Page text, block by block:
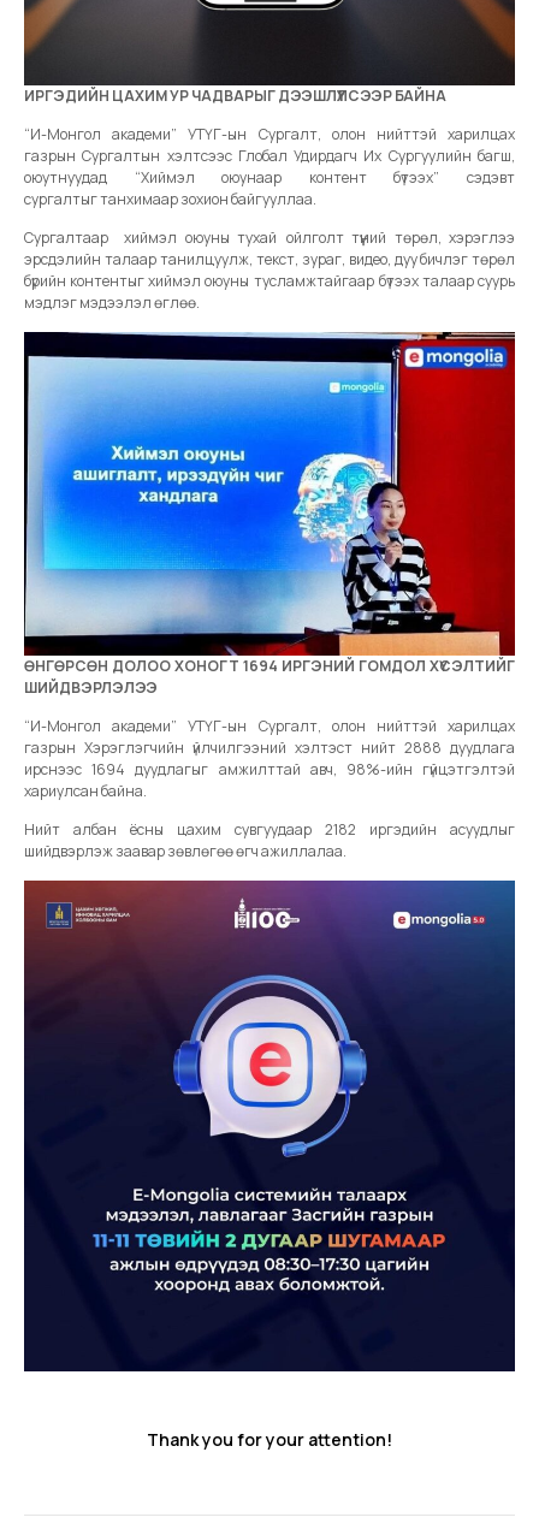
ИРГЭДИЙН ЦАХИМ УР ЧАДВАРЫГ ДЭЭШЛҮҮЛСЭЭР БАЙНА
“И-Монгол академи” УТҮГ-ын Сургалт, олон нийттэй харилцах
газрын Сургалтын хэлтсээс Глобал Удирдагч Их Сургуулийн багш,
оюутнуудад “Хиймэл оюунаар контент бүтээх” сэдэвт
сургалтыг танхимаар зохион байгууллаа.
Сургалтаар хиймэл оюуны тухай ойлголт түүний төрөл, хэрэглээ
эрсдэлийн талаар танилцуулж, текст, зураг, видео, дуу бичлэг төрөл
бүрийн контентыг хиймэл оюуны тусламжтайгаар бүтээх талаар суурь
мэдлэг мэдээлэл өглөө.
ӨНГӨРСӨН ДОЛОО ХОНОГТ 1694 ИРГЭНИЙ ГОМДОЛ ХҮСЭЛТИЙГ
ШИЙДВЭРЛЭЛЭЭ
“И-Монгол академи” УТҮГ-ын Сургалт, олон нийттэй харилцах
газрын Хэрэглэгчийн үйлчилгээний хэлтэст нийт 2888 дуудлага
ирснээс 1694 дуудлагыг амжилттай авч, 98%-ийн гүйцэтгэлтэй
хариулсан байна.
Нийт албан ёсны цахим сувгуудаар 2182 иргэдийн асуудлыг
шийдвэрлэж заавар зөвлөгөө өгч ажиллалаа.
Thank you for your attention!